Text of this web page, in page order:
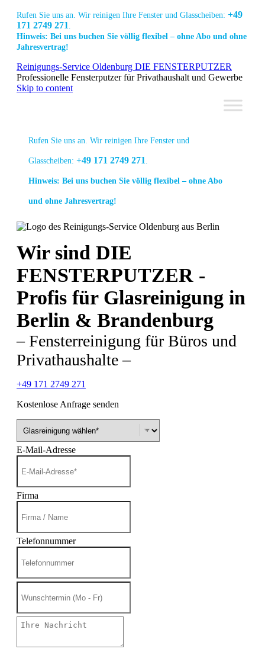
Rufen Sie uns an. Wir reinigen Ihre Fenster und Glasscheiben: +49
171 2749 271 .
Hinweis: Bei uns buchen Sie völlig flexibel – ohne Abo und ohne
Jahresvertrag!
Link
zur
Facebook
Link
zur
Linkedin
Link
zur
Instagram
Reinigungs-Service Oldenburg DIE FENSTERPUTZER
Professionelle Fensterputzer für Privathaushalt und Gewerbe
Skip to content
Rufen Sie uns an. Wir reinigen Ihre Fenster und
Glasscheiben: +49 171 2749 271 .
Hinweis: Bei uns buchen Sie völlig flexibel – ohne Abo
und ohne Jahresvertrag!
Link
zur
Facebook
Seite
Link
zur
Linkedin
Seite
Link
zur
Instagram
Seite
Wir sind DIE
FENSTERPUTZER -
Profis für Glasreinigung in
Berlin & Brandenburg
– Fensterreinigung für Büros und
Privathaushalte –
+49 171 2749 271
Kostenlose Anfrage senden
E-Mail-Adresse
Firma
Telefonnummer